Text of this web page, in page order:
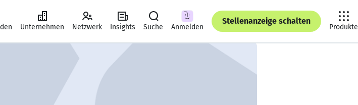
Unternehmen Netzwerk Insights Suche Anmelden
Stellenanzeige schalten
Produkte